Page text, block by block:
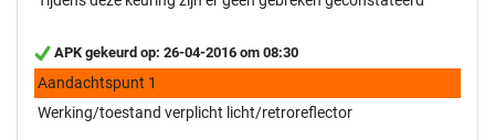
APK gekeurd op: 26-04-2016 om 08:30
Aandachtspunt 1
Werking/toestand verplicht licht/retroreflector